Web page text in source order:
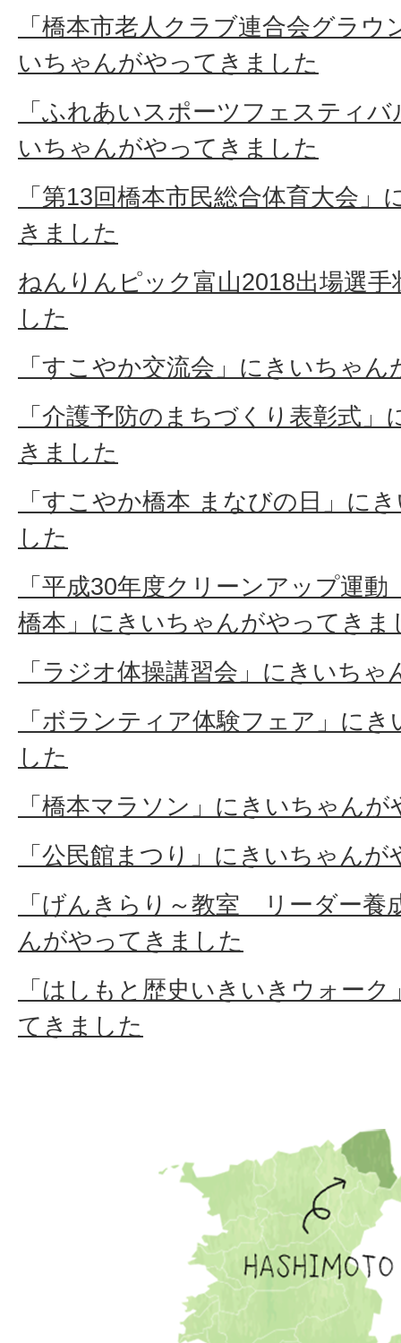
「橋本市老人クラブ連合会グラ
いちゃんがやってきました
「ふれあいスポーツフェスティ
いちゃんがやってきました
「第13回橋本市民総合体育大会
きました
ねんりんピック富山2018出場選
した
「すこやか交流会」にきいちゃ
「介護予防のまちづくり表彰式
きました
「すこやか橋本 まなびの日」に
した
「平成30年度クリーンアップ運
橋本」にきいちゃんがやってきま
「ラジオ体操講習会」にきいち
「ボランティア体験フェア」に
した
「橋本マラソン」にきいちゃん
「公民館まつり」にきいちゃん
「げんきらり～教室 リーダー養
んがやってきました
「はしもと歴史いきいきウォー
てきました